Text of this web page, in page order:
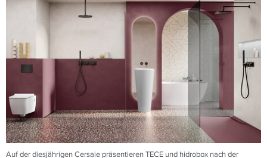
Auf der diesjährigen Cersaie präsentieren TECE und hidrobox nach der